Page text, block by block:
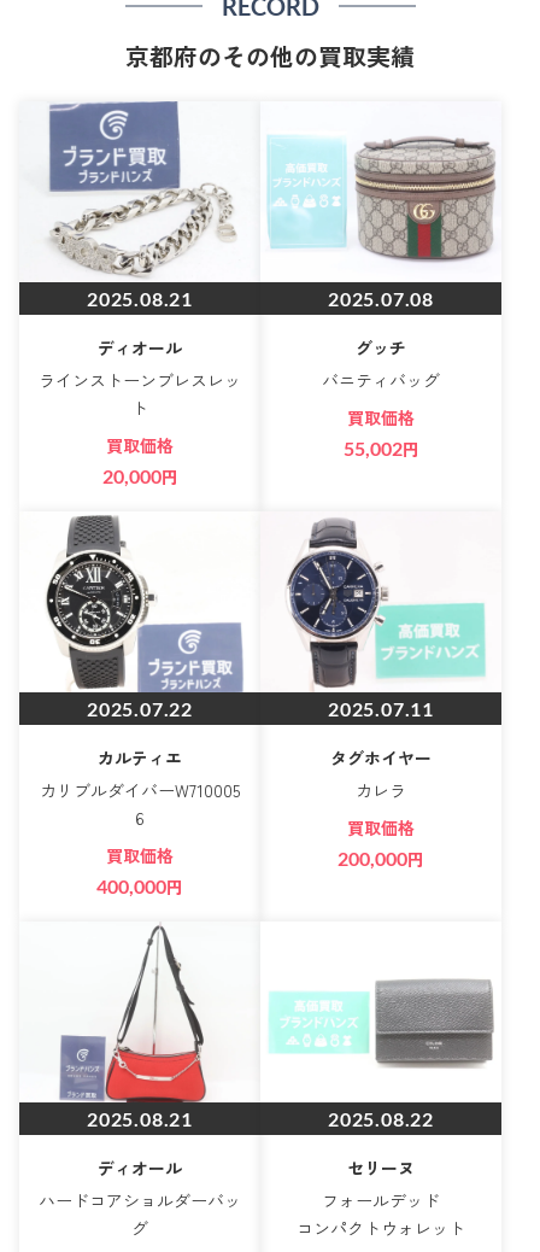
RECORD
京都府のその他の買取実績
2025.08.21
ディオール
ラインストーンブレスレッ
ト
買取価格
20,000円
2025.07.08
グッチ
バニティバッグ
買取価格
55,002円
2025.07.22
カルティエ
カリブルダイバーW710005
6
買取価格
400,000円
2025.07.11
タグホイヤー
カレラ
買取価格
200,000円
2025.08.21
ディオール
ハードコアショルダーバッ
グ
2025.08.22
セリーヌ
フォールデッド
コンパクトウォレット